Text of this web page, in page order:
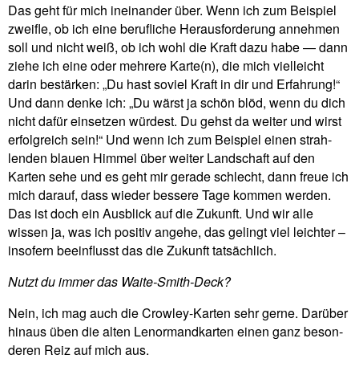
Das geht für mich inein­ander über. Wenn ich zum Bei­spiel
zweifle, ob ich eine beruf­liche Her­aus­for­de­rung annehmen
soll und nicht weiß, ob ich wohl die Kraft dazu habe — dann
ziehe ich eine oder meh­rere Karte(n), die mich viel­leicht
darin bestärken: „Du hast soviel Kraft in dir und Erfah­rung!“
Und dann denke ich: „Du wärst ja schön blöd, wenn du dich
nicht dafür ein­setzen wür­dest. Du gehst da weiter und wirst
erfolg­reich sein!“ Und wenn ich zum Bei­spiel einen strah­
lenden blauen Himmel über weiter Land­schaft auf den
Karten sehe und es geht mir gerade schlecht, dann freue ich
mich darauf, dass wieder bes­sere Tage kommen werden.
Das ist doch ein Aus­blick auf die Zukunft. Und wir alle
wissen ja, was ich positiv angehe, das gelingt viel leichter –
inso­fern beein­flusst das die Zukunft tatsächlich.
Nutzt du immer das Waite-Smith-Deck?
Nein, ich mag auch die Crowley-Karten sehr gerne. Dar­über
hinaus üben die alten Lenor­mandkarten einen ganz beson­
deren Reiz auf mich aus.